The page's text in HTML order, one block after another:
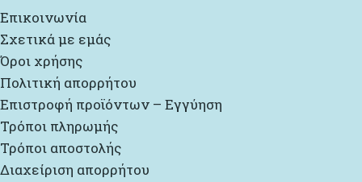
Επικοινωνία
Σχετικά με εμάς
Όροι χρήσης
Πολιτική απορρήτου
Επιστροφή προϊόντων – Εγγύηση
Τρόποι πληρωμής
Τρόποι αποστολής
Διαχείριση απορρήτου